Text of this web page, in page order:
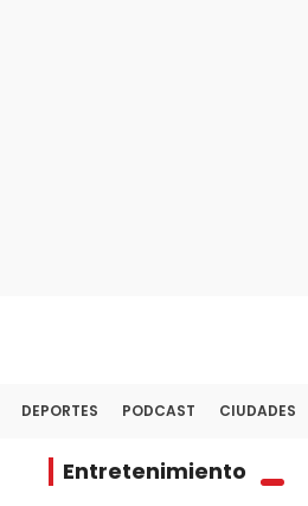
DEPORTES PODCAST CIUDADES
Entretenimiento